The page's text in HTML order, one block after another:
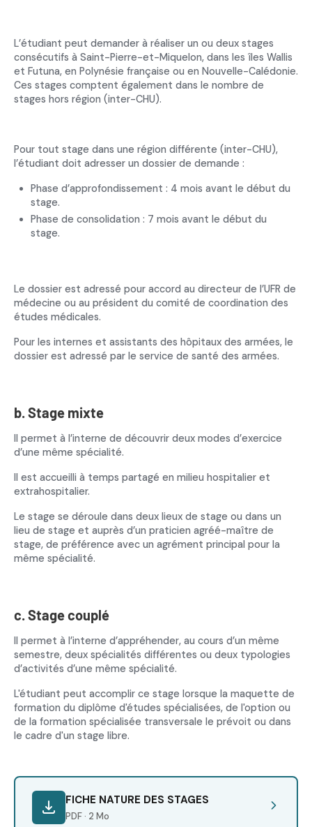
L’étudiant peut demander à réaliser un ou deux stages
consécutifs à Saint-Pierre-et-Miquelon, dans les îles Wallis
et Futuna, en Polynésie française ou en Nouvelle-Calédonie.
Ces stages comptent également dans le nombre de
stages hors région (inter-CHU).
Pour tout stage dans une région différente (inter-CHU),
l’étudiant doit adresser un dossier de demande :
Phase d’approfondissement : 4 mois avant le début du
stage.
Phase de consolidation : 7 mois avant le début du
stage.
Le dossier est adressé pour accord au directeur de l’UFR de
médecine ou au président du comité de coordination des
études médicales.
Pour les internes et assistants des hôpitaux des armées, le
dossier est adressé par le service de santé des armées.
b. Stage mixte
Il permet à l’interne de découvrir deux modes d’exercice
d’une même spécialité.
Il est accueilli à temps partagé en milieu hospitalier et
extrahospitalier.
Le stage se déroule dans deux lieux de stage ou dans un
lieu de stage et auprès d’un praticien agréé-maître de
stage, de préférence avec un agrément principal pour la
même spécialité.
c. Stage couplé
Il permet à l’interne d’appréhender, au cours d’un même
semestre, deux spécialités différentes ou deux typologies
d’activités d’une même spécialité.
L'étudiant peut accomplir ce stage lorsque la maquette de
formation du diplôme d'études spécialisées, de l'option ou
de la formation spécialisée transversale le prévoit ou dans
le cadre d'un stage libre.
FICHE NATURE DES STAGES
PDF · 2 Mo